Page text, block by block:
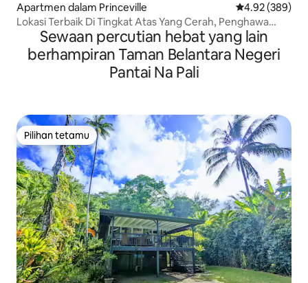
Apartmen dalam Princeville Penarafan
4.92 (389)
Lokasi Terbaik Di Tingkat Atas Yang Cerah, Penghawa
Dingin & Kolam Renang!
Sewaan percutian hebat yang lain
berhampiran Taman Belantara Negeri
Pantai Na Pali
Pilihan tetamu
Pilihan tetamu